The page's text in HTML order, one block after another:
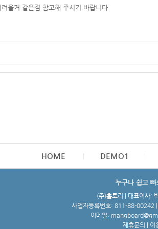
울거 같은점 참고해 주시기 바랍니다.
HOME DEMO1
누구나 쉽고
(주)홈토리 | 대표이사:
사업자등록번호: 811-88-00242
이메일:
제휴문의
이